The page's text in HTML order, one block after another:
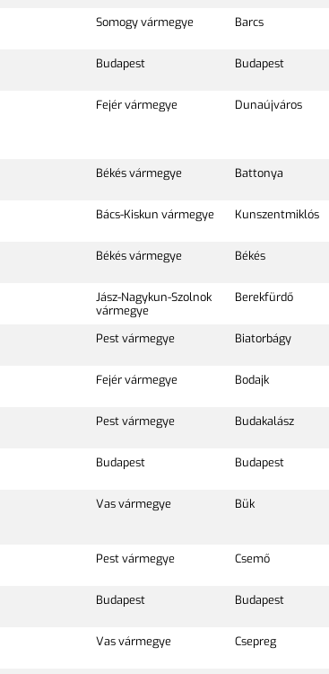
Somogy vármegye Barcs
Budapest Budapest
Fejér vármegye Dunaújváros
Békés vármegye Battonya
Bács-Kiskun vármegye Kunszentmiklós
Békés vármegye Békés
Jász-Nagykun-Szolnok
vármegye
Berekfürdő
Pest vármegye Biatorbágy
Fejér vármegye Bodajk
Pest vármegye Budakalász
Budapest Budapest
Vas vármegye Bük
Pest vármegye Csemő
Budapest Budapest
Vas vármegye Csepreg